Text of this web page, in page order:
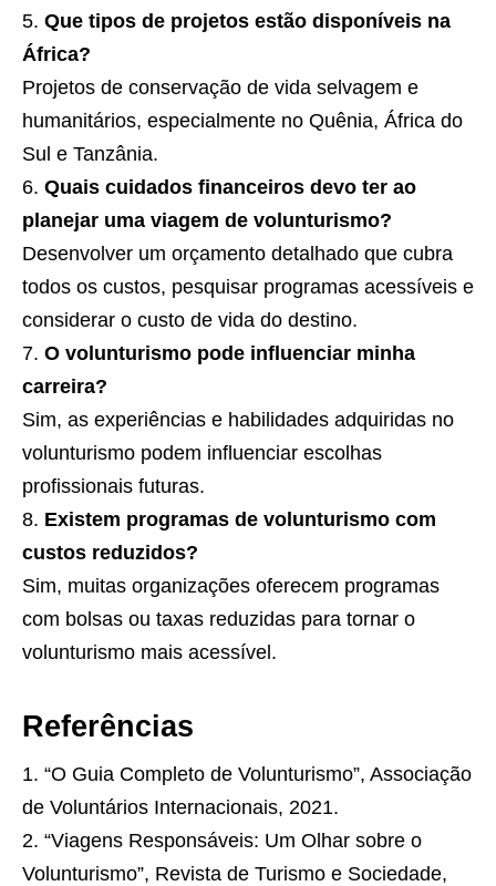
Que tipos de projetos estão disponíveis na
África?
Projetos de conservação de vida selvagem e
humanitários, especialmente no Quênia, África do
Sul e Tanzânia.
Quais cuidados financeiros devo ter ao
planejar uma viagem de volunturismo?
Desenvolver um orçamento detalhado que cubra
todos os custos, pesquisar programas acessíveis e
considerar o custo de vida do destino.
O volunturismo pode influenciar minha
carreira?
Sim, as experiências e habilidades adquiridas no
volunturismo podem influenciar escolhas
profissionais futuras.
Existem programas de volunturismo com
custos reduzidos?
Sim, muitas organizações oferecem programas
com bolsas ou taxas reduzidas para tornar o
volunturismo mais acessível.
Referências
“O Guia Completo de Volunturismo”, Associação
de Voluntários Internacionais, 2021.
“Viagens Responsáveis: Um Olhar sobre o
Volunturismo”, Revista de Turismo e Sociedade,